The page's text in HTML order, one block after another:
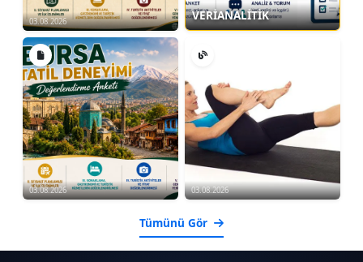
03.08.2026 VERİANALİTİK
03.08.2026 03.08.2026
Tümünü Gör